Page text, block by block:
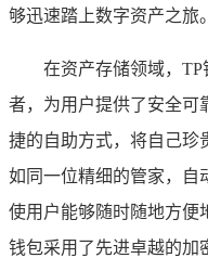
够迅速踏上数字资产之旅。
在资产存储领域，
者，为用户提供了安全可
捷的自助方式，将自己珍
如同一位精细的管家，自
使用户能够随时随地方便
钱包采用了先进卓越的加